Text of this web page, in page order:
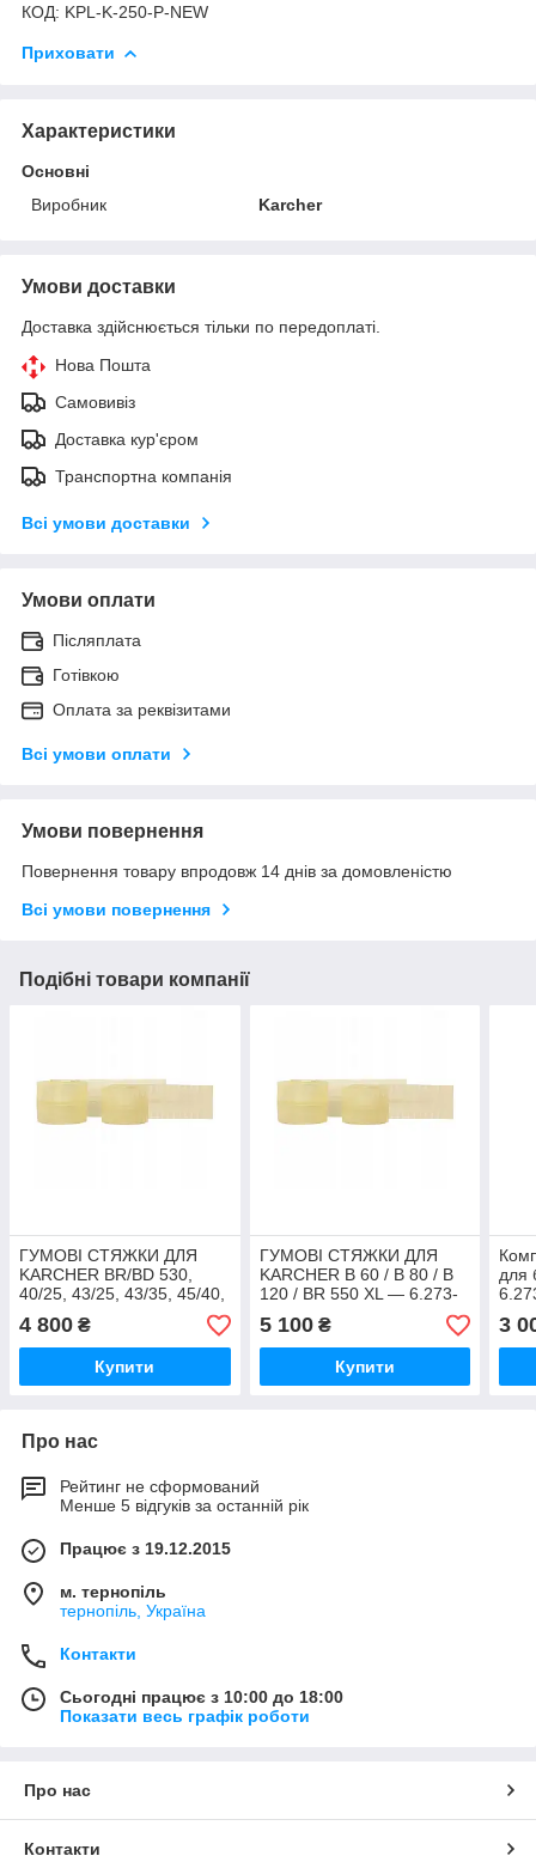
КОД: KPL-K-250-P-NEW
Приховати
Характеристики
Основні
Виробник
Karcher
Умови доставки
Доставка здійснюється тільки по передоплаті.
Нова Пошта
Самовивіз
Доставка кур'єром
Транспортна компанія
Всі умови доставки
Умови оплати
Післяплата
Готівкою
Оплата за реквізитами
Всі умови оплати
Умови повернення
Повернення товару впродовж 14 днів за домовленістю
Всі умови повернення
Подібні товари компанії
ГУМОВІ СТЯЖКИ ДЛЯ
KARCHER BR/BD 530,
40/25, 43/25, 43/35, 45/40,
50/50, 55/40, 55/60, B40,
B60
4 800 ₴
Купити
ГУМОВІ СТЯЖКИ ДЛЯ
KARCHER B 60 / B 80 / B
120 / BR 550 XL — 6.273-
214.
5 100₴
Купити
для
90
90/
3
Про нас
Рейтинг не сформований
Менше 5 відгуків за останній рік
Працює з 19.12.2015
м. тернопіль
тернопіль, Україна
Контакти
Сьогодні працює з 10:00 до 18:00
Показати весь графік роботи
Про нас
Контакти